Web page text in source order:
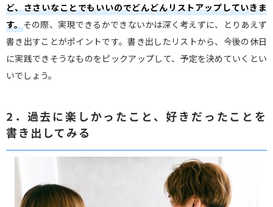
ど、ささいなことでもいいのでどんどんリストアップしていきま
す。その際、実現できるかできないかは深く考えずに、とりあえず
書き出すことがポイントです。書き出したリストから、今後の休日
に実践できそうなものをピックアップして、予定を決めていくとい
いでしょう。
2．過去に楽しかったこと、好きだったことを
書き出してみる